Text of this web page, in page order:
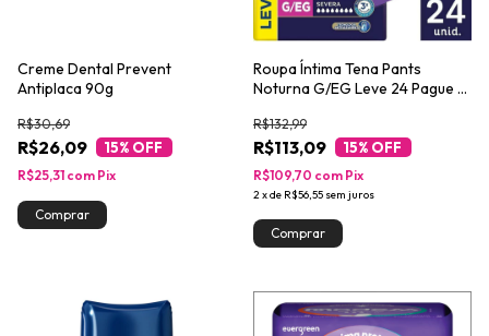
Creme Dental Prevent
Antiplaca 90g
R$26,09
R$30,69
15% OFF
R$25,31 com Pix
Roupa Íntima Tena Pants
Noturna G/EG Leve 24 Pague 21
R$113,09
R$132,99
15% OFF
2xde R$56,55 sem juros
R$109,70 com Pix